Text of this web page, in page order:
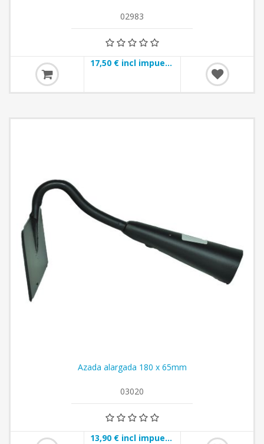
02983
17,50 € incl impuestos
Azada alargada 180 x 65mm
03020
13,90 € incl impuestos